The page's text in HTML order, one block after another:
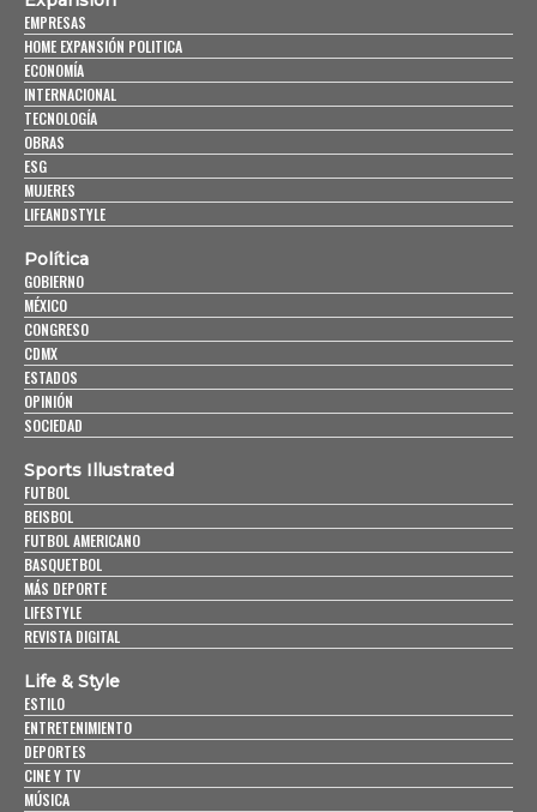
EMPRESAS
HOME EXPANSIÓN POLITICA
ECONOMÍA
INTERNACIONAL
TECNOLOGÍA
OBRAS
ESG
MUJERES
LIFEANDSTYLE
Política
GOBIERNO
MÉXICO
CONGRESO
CDMX
ESTADOS
OPINIÓN
SOCIEDAD
Sports Illustrated
FUTBOL
BEISBOL
FUTBOL AMERICANO
BASQUETBOL
MÁS DEPORTE
LIFESTYLE
REVISTA DIGITAL
Life & Style
ESTILO
ENTRETENIMIENTO
DEPORTES
CINE Y TV
MÚSICA